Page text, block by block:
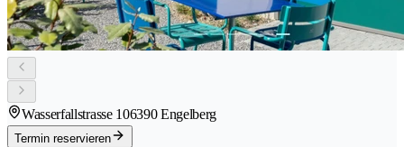
Wasserfallstrasse 106390 Engelberg
Termin reservieren